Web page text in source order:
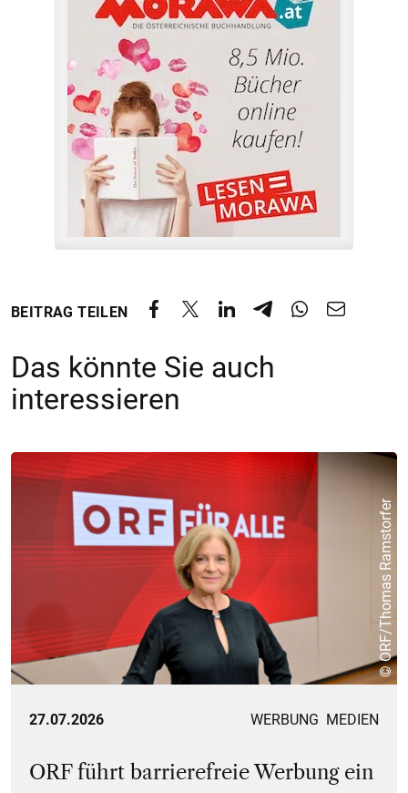
BEITRAG TEILEN
Das könnte Sie auch
interessieren
© ORF/Thomas Ramstorfer
27.07.2026 WERBUNG MEDIEN
ORF führt barrierefreie Werbung ein